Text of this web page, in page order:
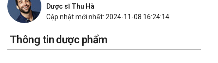
Dược sĩ Thu Hà
Cập nhật mới nhất: 2024-11-08 16:24:14
Thông tin dược phẩm